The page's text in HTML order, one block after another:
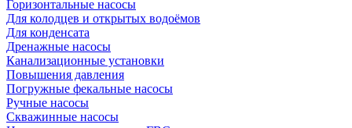
Горизонтальные насосы
Для колодцев и открытых водоёмов
Для конденсата
Дренажные насосы
Канализационные установки
Повышения давления
Погружные фекальные насосы
Ручные насосы
Скважинные насосы